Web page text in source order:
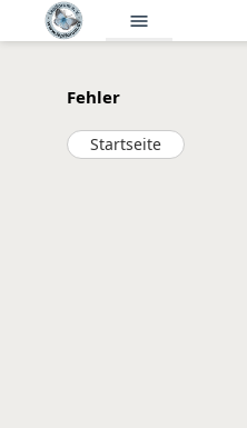
menu
Fehler
Startseite